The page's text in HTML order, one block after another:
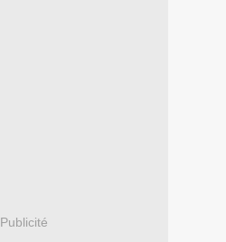
Publicité